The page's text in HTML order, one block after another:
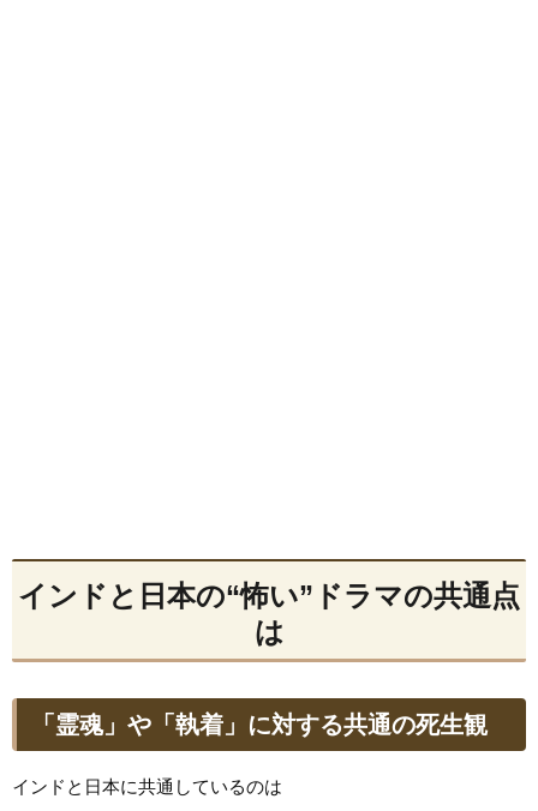
インドと日本の“怖い”ドラマの共通点
は
「霊魂」や「執着」に対する共通の死生観
インドと日本に共通しているのは